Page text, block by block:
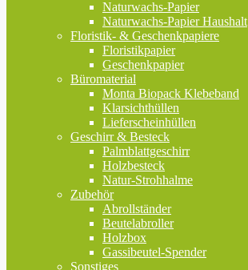
Naturwachs-Papier
Naturwachs-Papier Haushalt
Floristik- & Geschenkpapiere
Floristikpapier
Geschenkpapier
Büromaterial
Monta Biopack Klebeband
Klarsichthüllen
Lieferscheinhüllen
Geschirr & Besteck
Palmblattgeschirr
Holzbesteck
Natur-Strohhalme
Zubehör
Abrollständer
Beutelabroller
Holzbox
Gassibeutel-Spender
Sonstiges